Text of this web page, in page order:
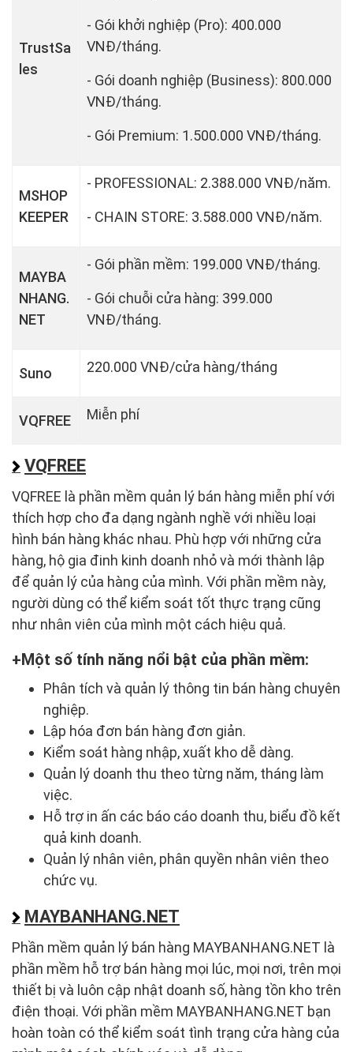
TrustSa
les
- Gói khởi nghiệp (Pro): 400.000
VNĐ/tháng.
- Gói doanh nghiệp (Business): 800.000
VNĐ/tháng.
- Gói Premium: 1.500.000 VNĐ/tháng.
MSHOP
KEEPER
- PROFESSIONAL: 2.388.000 VNĐ/năm.
- CHAIN STORE: 3.588.000 VNĐ/năm.
MAYBA
NHANG.
NET
- Gói phần mềm: 199.000 VNĐ/tháng.
- Gói chuỗi cửa hàng: 399.000
VNĐ/tháng.
Suno 220.000 VNĐ/cửa hàng/tháng
VQFREE Miễn phí
VQFREE
VQFREE là phần mềm quản lý bán hàng miễn phí với
thích hợp cho đa dạng ngành nghề với nhiều loại
hình bán hàng khác nhau. Phù hợp với những cửa
hàng, hộ gia đinh kinh doanh nhỏ và mới thành lập
để quản lý của hàng của mình. Với phần mềm này,
người dùng có thể kiểm soát tốt thực trạng cũng
như nhân viên của mình một cách hiệu quả.
Một số tính năng nổi bật của phần mềm:
Phân tích và quản lý thông tin bán hàng chuyên
nghiệp.
Lập hóa đơn bán hàng đơn giản.
Kiểm soát hàng nhập, xuất kho dễ dàng.
Quản lý doanh thu theo từng năm, tháng làm
việc.
Hỗ trợ in ấn các báo cáo doanh thu, biểu đồ kết
quả kinh doanh.
Quản lý nhân viên, phân quyền nhân viên theo
chức vụ.
MAYBANHANG.NET
Phần mềm quản lý bán hàng MAYBANHANG.NET là
phần mềm hỗ trợ bán hàng mọi lúc, mọi nơi, trên mọi
thiết bị và luôn cập nhật doanh số, hàng tồn kho trên
điện thoại. Với phần mềm MAYBANHANG.NET bạn
hoàn toàn có thể kiểm soát tình trạng cửa hàng của